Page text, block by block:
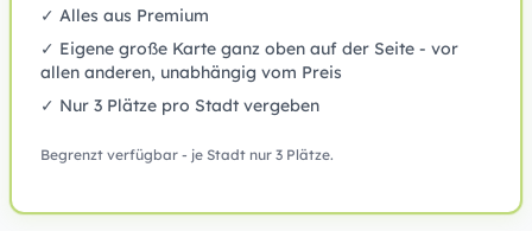
✓ Alles aus Premium
✓ Eigene große Karte ganz oben auf der Seite - vor
allen anderen, unabhängig vom Preis
✓ Nur 3 Plätze pro Stadt vergeben
Begrenzt verfügbar - je Stadt nur 3 Plätze.